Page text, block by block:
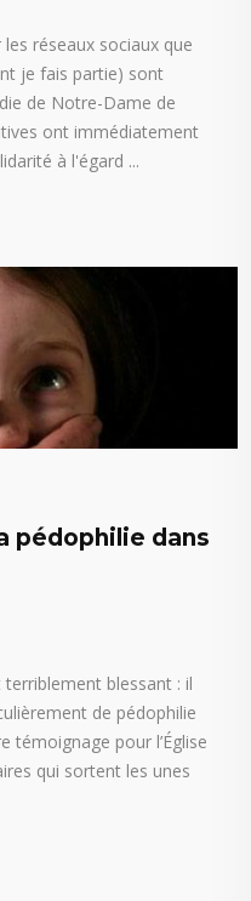
réseaux sociaux que
je fais partie) sont
de Notre-Dame de
ont immédiatement
à l'égard
pédophilie dans
blessant : il
de pédophilie
témoignage pour l’Église
qui sortent les unes